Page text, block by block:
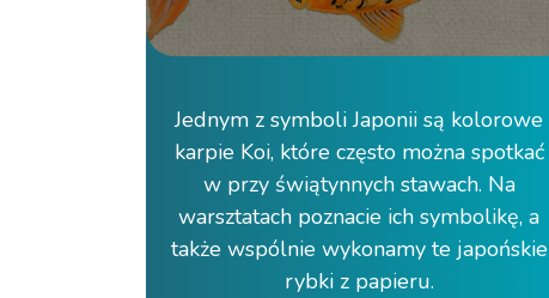
Jednym z symboli Japonii są kolorowe
karpie Koi, które często można spotkać
w przy świątynnych stawach. Na
warsztatach poznacie ich symbolikę, a
także wspólnie wykonamy te japońskie
rybki z papieru.